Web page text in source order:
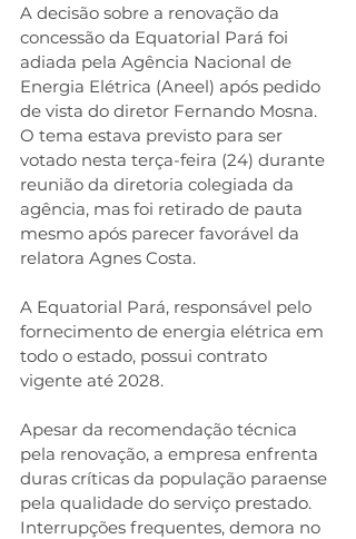
A decisão sobre a renovação da
concessão da Equatorial Pará foi
adiada pela Agência Nacional de
Energia Elétrica (Aneel) após pedido
de vista do diretor Fernando Mosna.
O tema estava previsto para ser
votado nesta terça-feira (24) durante
reunião da diretoria colegiada da
agência, mas foi retirado de pauta
mesmo após parecer favorável da
relatora Agnes Costa.
A Equatorial Pará, responsável pelo
fornecimento de energia elétrica em
todo o estado, possui contrato
vigente até 2028.
Apesar da recomendação técnica
pela renovação, a empresa enfrenta
duras críticas da população paraense
pela qualidade do serviço prestado.
Interrupções frequentes, demora no